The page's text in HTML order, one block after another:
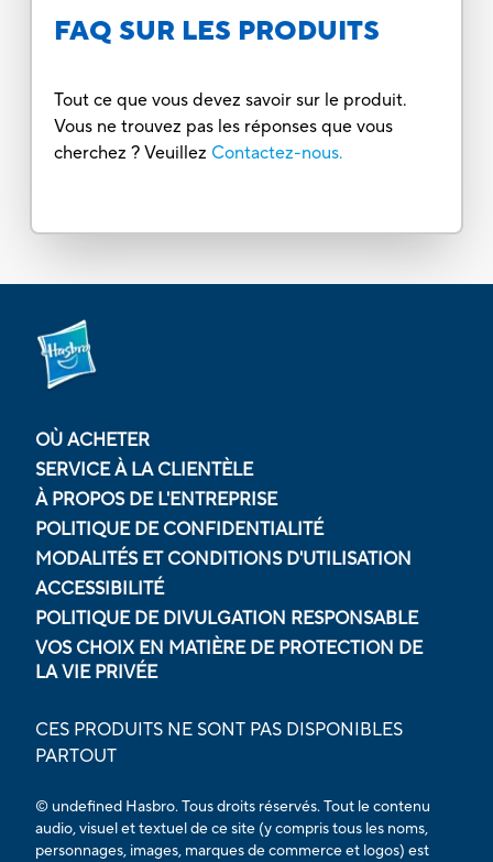
FAQ SUR LES PRODUITS
Tout ce que vous devez savoir sur le produit.
Vous ne trouvez pas les réponses que vous
cherchez ? Veuillez Contactez-nous.
OÙ ACHETER
SERVICE À LA CLIENTÈLE
À PROPOS DE L'ENTREPRISE
POLITIQUE DE CONFIDENTIALITÉ
MODALITÉS ET CONDITIONS D'UTILISATION
ACCESSIBILITÉ
POLITIQUE DE DIVULGATION RESPONSABLE
VOS CHOIX EN MATIÈRE DE PROTECTION DE
LA VIE PRIVÉE
CES PRODUITS NE SONT PAS DISPONIBLES
PARTOUT
© undefined Hasbro. Tous droits réservés. Tout le contenu
audio, visuel et textuel de ce site (y compris tous les noms,
personnages, images, marques de commerce et logos) est